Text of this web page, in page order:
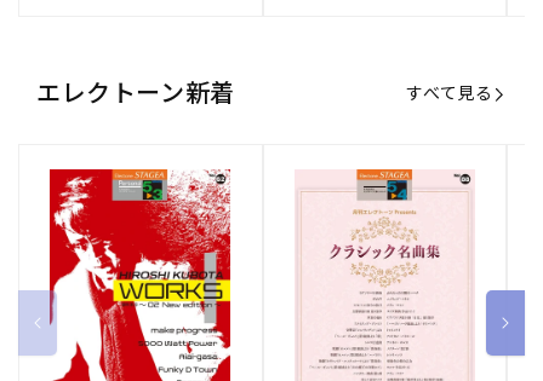
エレクトーン新着 すべて見る